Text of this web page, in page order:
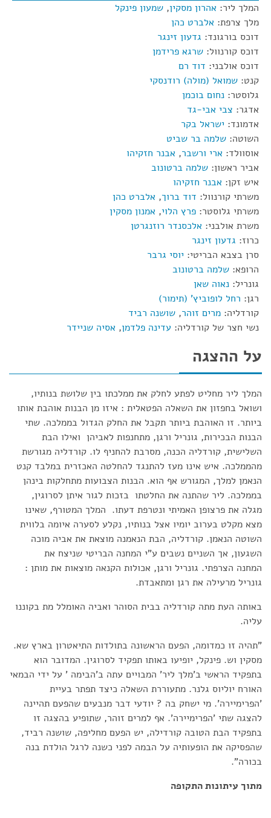
המלך ליר: אהרון מסקין, שמעון פינקל
מלך צרפת: אלברט כהן
דוכס בורגונד: גדעון זינגר
דוכס קורנוול: שרגא פרידמן
דוכס אולבני: דוד רם
קנט: שמואל (מולה) רודנסקי
גלוסטר: נחום בוכמן
אדגר: צבי אבי-גד
אדמונד: ישראל בקר
השוטה: שלמה בר שביט
אוסוולד: ארי ורשבר, אבנר חזקיהו
אביר ראשון: שלמה ברטונוב
איש זקן: אבנר חזקיהו
משרתי קורנוול: דוד ברוך, אלברט כהן
משרתי גלוסטר: פרץ הלוי, אמנון מסקין
משרת אולבני: אלכסנדר רוזנגרטן
כרוז: גדעון זינגר
סרן בצבא הבריטי: יוסי גרבר
הרופא: שלמה ברטונוב
גונריל: נאוה שאן
רגן: רחל לופוביץ' (תימור)
קורדליה: מרים זוהר, שושנה רביד
נשי חצר של קורדליה: עדינה פלדמן, אסיה שניידר
על ההצגה
המלך ליר מחליט לפתע לחלק את ממלכתו בין שלושת בנותיו,
ושואל בחפזון את השאלה הפטאלית : איזו מן הבנות אוהבת אותו
ביותר. זו האוהבת ביותר תקבל את החלק הגדול בממלכה. שתי
הבנות הבכירות, גונריל ורגן, מתחנפות לאביהן ואילו הבת
השלישית, קורדליה הכנה, מסרבת להחניף לו. קורדליה מגורשת
מהממלכה. איש אינו מעז להתנגד להחלטה האכזרית במלבד קנט
הנאמן למלך, המגורש אף הוא. הבנות הצבועות מתחלקות בינהן
בממלכה. ליר שהתנה את החלטתו בזכות לגור איתן לסרוגין,
מגלה את פרצופן האמיתי ונטרפת דעתו. המלך המטורף, שאינו
מצא מקלט בערוב יומיו אצל בנותיו, נקלע לסערה איומה בלווית
השוטה הנאמן. קורדליה, הבת הנאמנה מוצאת את אביה מוכה
השגעון, אך השניים נשבים ע"י המחנה הבריטי שניצח את
המחנה הצרפתי. גונריל ורגן, אכולות הקנאה מוצאות את מותן :
גונריל מרעילה את רגן ומתאבדת.
באותה העת מתה קורדליה בבית הסוהר ואביה האומלל מת בקוננו
עליה.
"תהיה זו כמדומה, הפעם הראשונה בתולדות התיאטרון בארץ שא.
מסקין וש. פינקל, יופיעו באותו תפקיד לסרוגין. המדובר הוא
בתפקיד הראשי ב'מלך ליר' המבויים עתה ב'הבימה ' על ידי הבמאי
האורח יוליוס גלנר. מתעוררת השאלה כיצד תפתר בעיית
'הפרימיירה'. מי ישחק בה ? יודעי דבר מנבעים שהפעם תהיינה
להצגה שתי 'הפרימיירה'. אף למרים זוהר, שתופיע בהצגה זו
בתפקיד הבת הטובה קורדילה, יש הפעם מחליפה, שושנה רביד,
שהפסיקה את הופעותיה על הבמה לפני כשנה לרגל הולדת בנה
בכורה".
מתוך עיתונות התקופה